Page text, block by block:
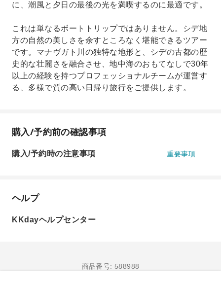
に、潮風と夕日の最後の光を満喫するのに最適です。
これは単なるボートトリップではありません。シデ地
方の自然の美しさを余すところなく堪能できるツアー
です。マナヴガト川の独特な地形と、シデの古都の歴
史的な壮麗さを融合させ、地中海のおもてなしで30年
以上の経験を持つプロフェッショナルチームが運営す
る、多様で質の高い日帰り旅行をご提供します。
購入/予約前の確認事項
購入/予約時の注意事項 重要事項
ヘルプ
KKdayヘルプセンター
商品番号: 588988